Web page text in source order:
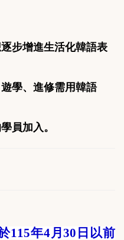
逐步增進生活化韓語表
學、進修需用韓語
員加入。
115年4月30日以前